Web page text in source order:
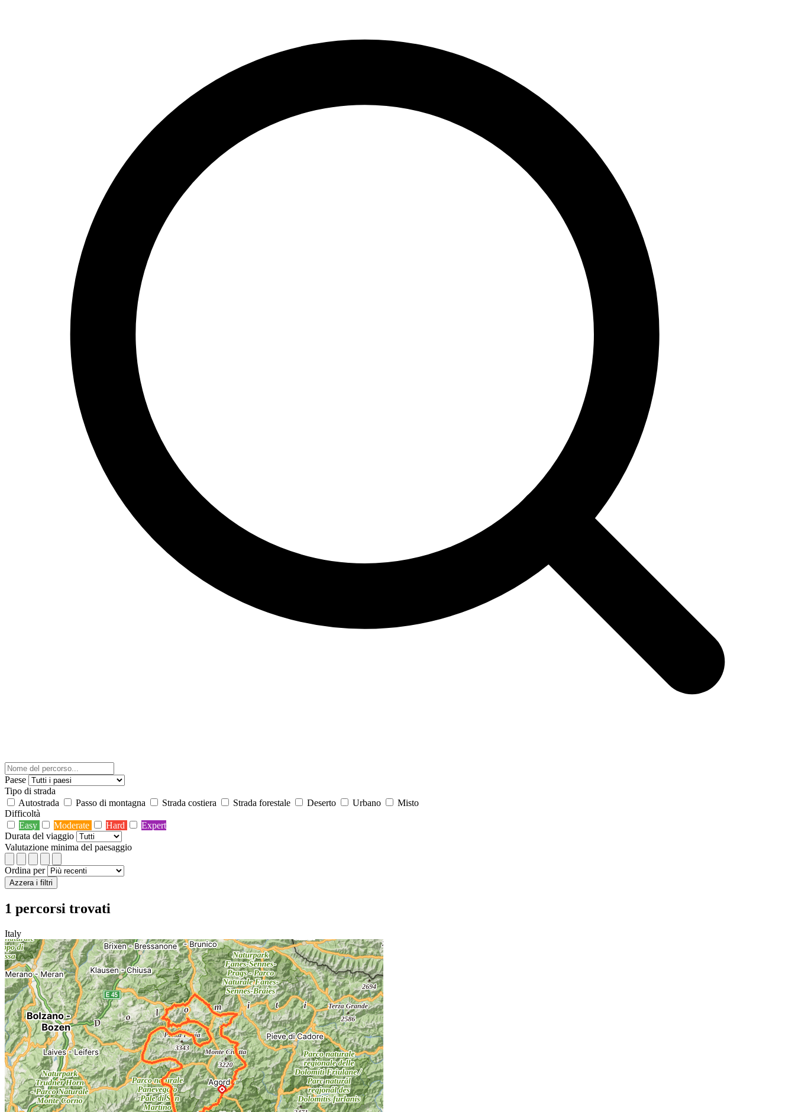
Paese
Tipo di strada
Autostrada
Passo di montagna Strada costiera Strada forestale Deserto Urbano
Misto
Difficoltà
Easy
Moderate Hard
Expert
Durata del viaggio
Valutazione minima del paesaggio
Ordina per
Azzera i filtri
1 percorsi trovati
Italy